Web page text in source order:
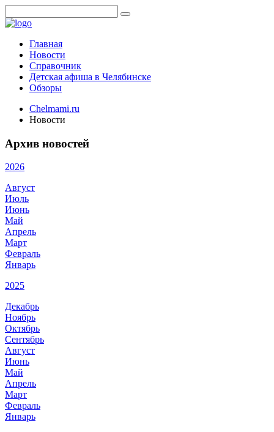
Главная
Новости
Справочник
Детская афиша в Челябинске
Обзоры
Chelmami.ru
Новости
Архив новостей
2026
Август
Июль
Июнь
Май
Апрель
Март
Февраль
Январь
2025
Декабрь
Ноябрь
Октябрь
Сентябрь
Август
Июнь
Май
Апрель
Март
Февраль
Январь